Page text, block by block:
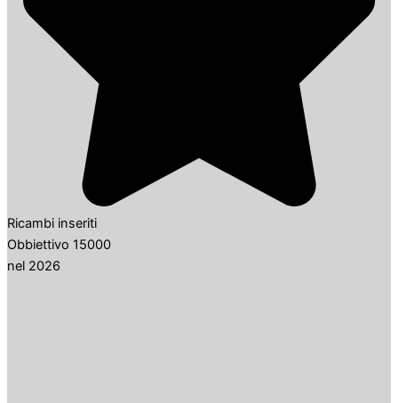
Ricambi inseriti
Obbiettivo 15000
nel 2026